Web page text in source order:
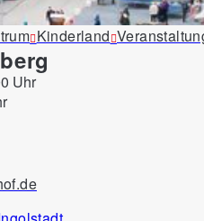
Kinderland
Uhr
Alle Filter